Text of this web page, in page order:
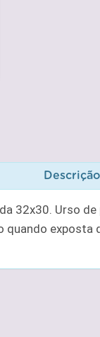
32x30. Urso